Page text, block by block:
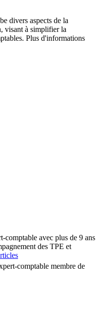
divers aspects de la
visant à simplifier la
Plus d'informations
comptable avec plus de 9 ans
des TPE et
comptable membre de